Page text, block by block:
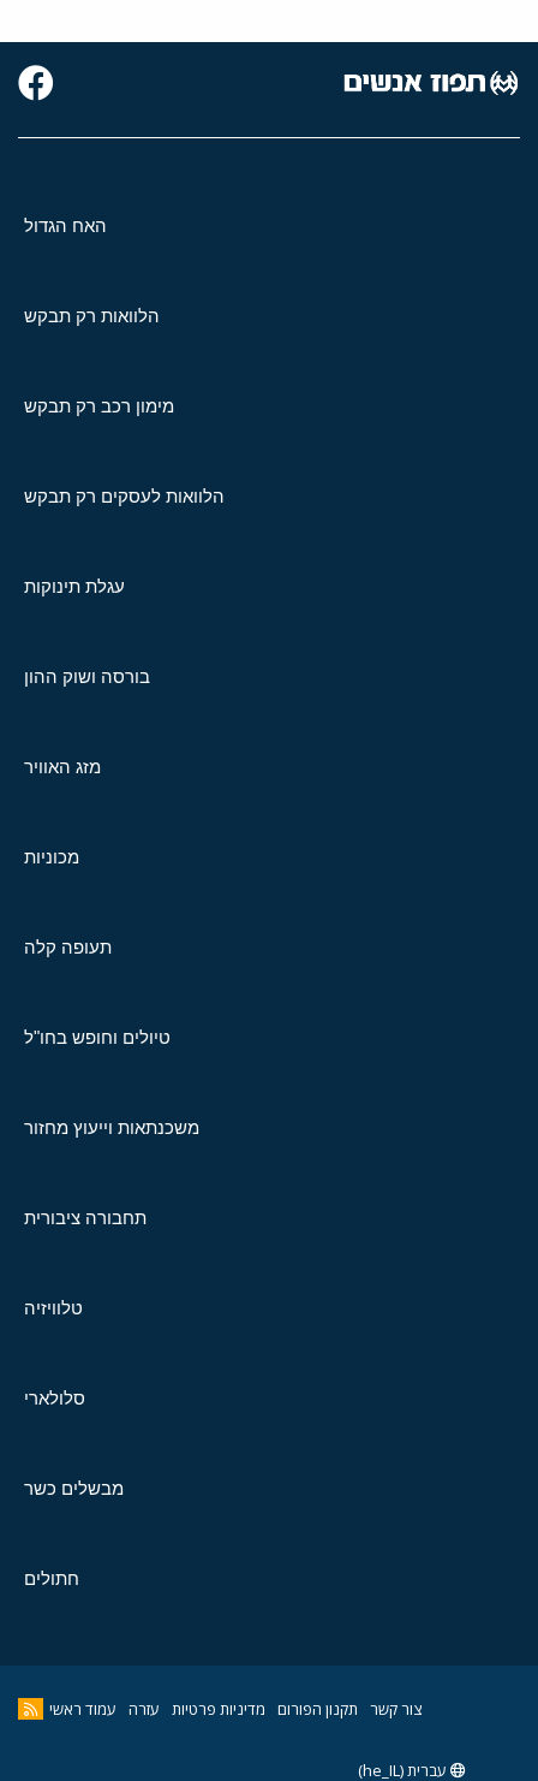
האח הגדול
הלוואות רק תבקש
מימון רכב רק תבקש
הלוואות לעסקים רק תבקש
עגלת תינוקות
בורסה ושוק ההון
מזג האוויר
מכוניות
תעופה קלה
טיולים וחופש בחו"ל
משכנתאות וייעוץ מחזור
תחבורה ציבורית
טלוויזיה
סלולארי
מבשלים כשר
חתולים
צור קשר תקנון הפורום מדיניות פרטיות עזרה עמוד ראשי
עברית (he_IL)